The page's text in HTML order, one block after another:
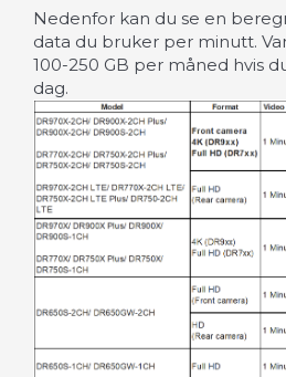
Nedenfor kan du se en
data du bruker per minutt.
100-250 GB per måned hvis
dag.